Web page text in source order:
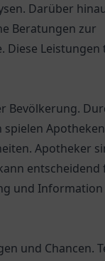
Darüber
Beratungen zur
Leistungen
Bevölkerung.
Apotheker
entscheidend
und Information
und Chancen.